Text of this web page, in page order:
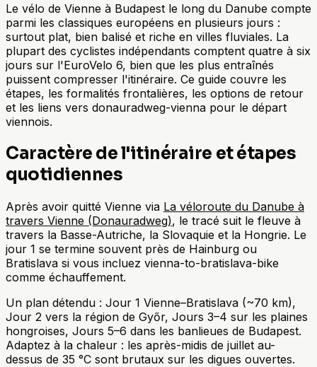
Le vélo de Vienne à Budapest le long du Danube compte
parmi les classiques européens en plusieurs jours :
surtout plat, bien balisé et riche en villes fluviales. La
plupart des cyclistes indépendants comptent quatre à six
jours sur l'EuroVelo 6, bien que les plus entraînés
puissent compresser l'itinéraire. Ce guide couvre les
étapes, les formalités frontalières, les options de retour
et les liens vers donauradweg-vienna pour le départ
viennois.
Caractère de l'itinéraire et étapes
quotidiennes
Après avoir quitté Vienne via La véloroute du Danube à
travers Vienne (Donauradweg), le tracé suit le fleuve à
travers la Basse-Autriche, la Slovaquie et la Hongrie. Le
jour 1 se termine souvent près de Hainburg ou
Bratislava si vous incluez vienna-to-bratislava-bike
comme échauffement.
Un plan détendu : Jour 1 Vienne–Bratislava (~70 km),
Jour 2 vers la région de Győr, Jours 3–4 sur les plaines
hongroises, Jours 5–6 dans les banlieues de Budapest.
Adaptez à la chaleur : les après-midis de juillet au-
dessus de 35 °C sont brutaux sur les digues ouvertes.